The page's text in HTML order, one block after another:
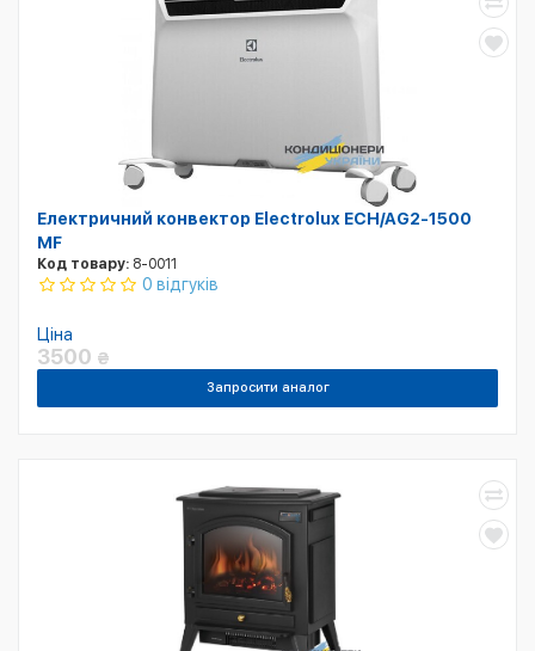
Електричний конвектор Electrolux ECH/AG2-1500
MF
Код товару: 8-0011
0 відгуків
Ціна
3500 ₴
Запросити аналог